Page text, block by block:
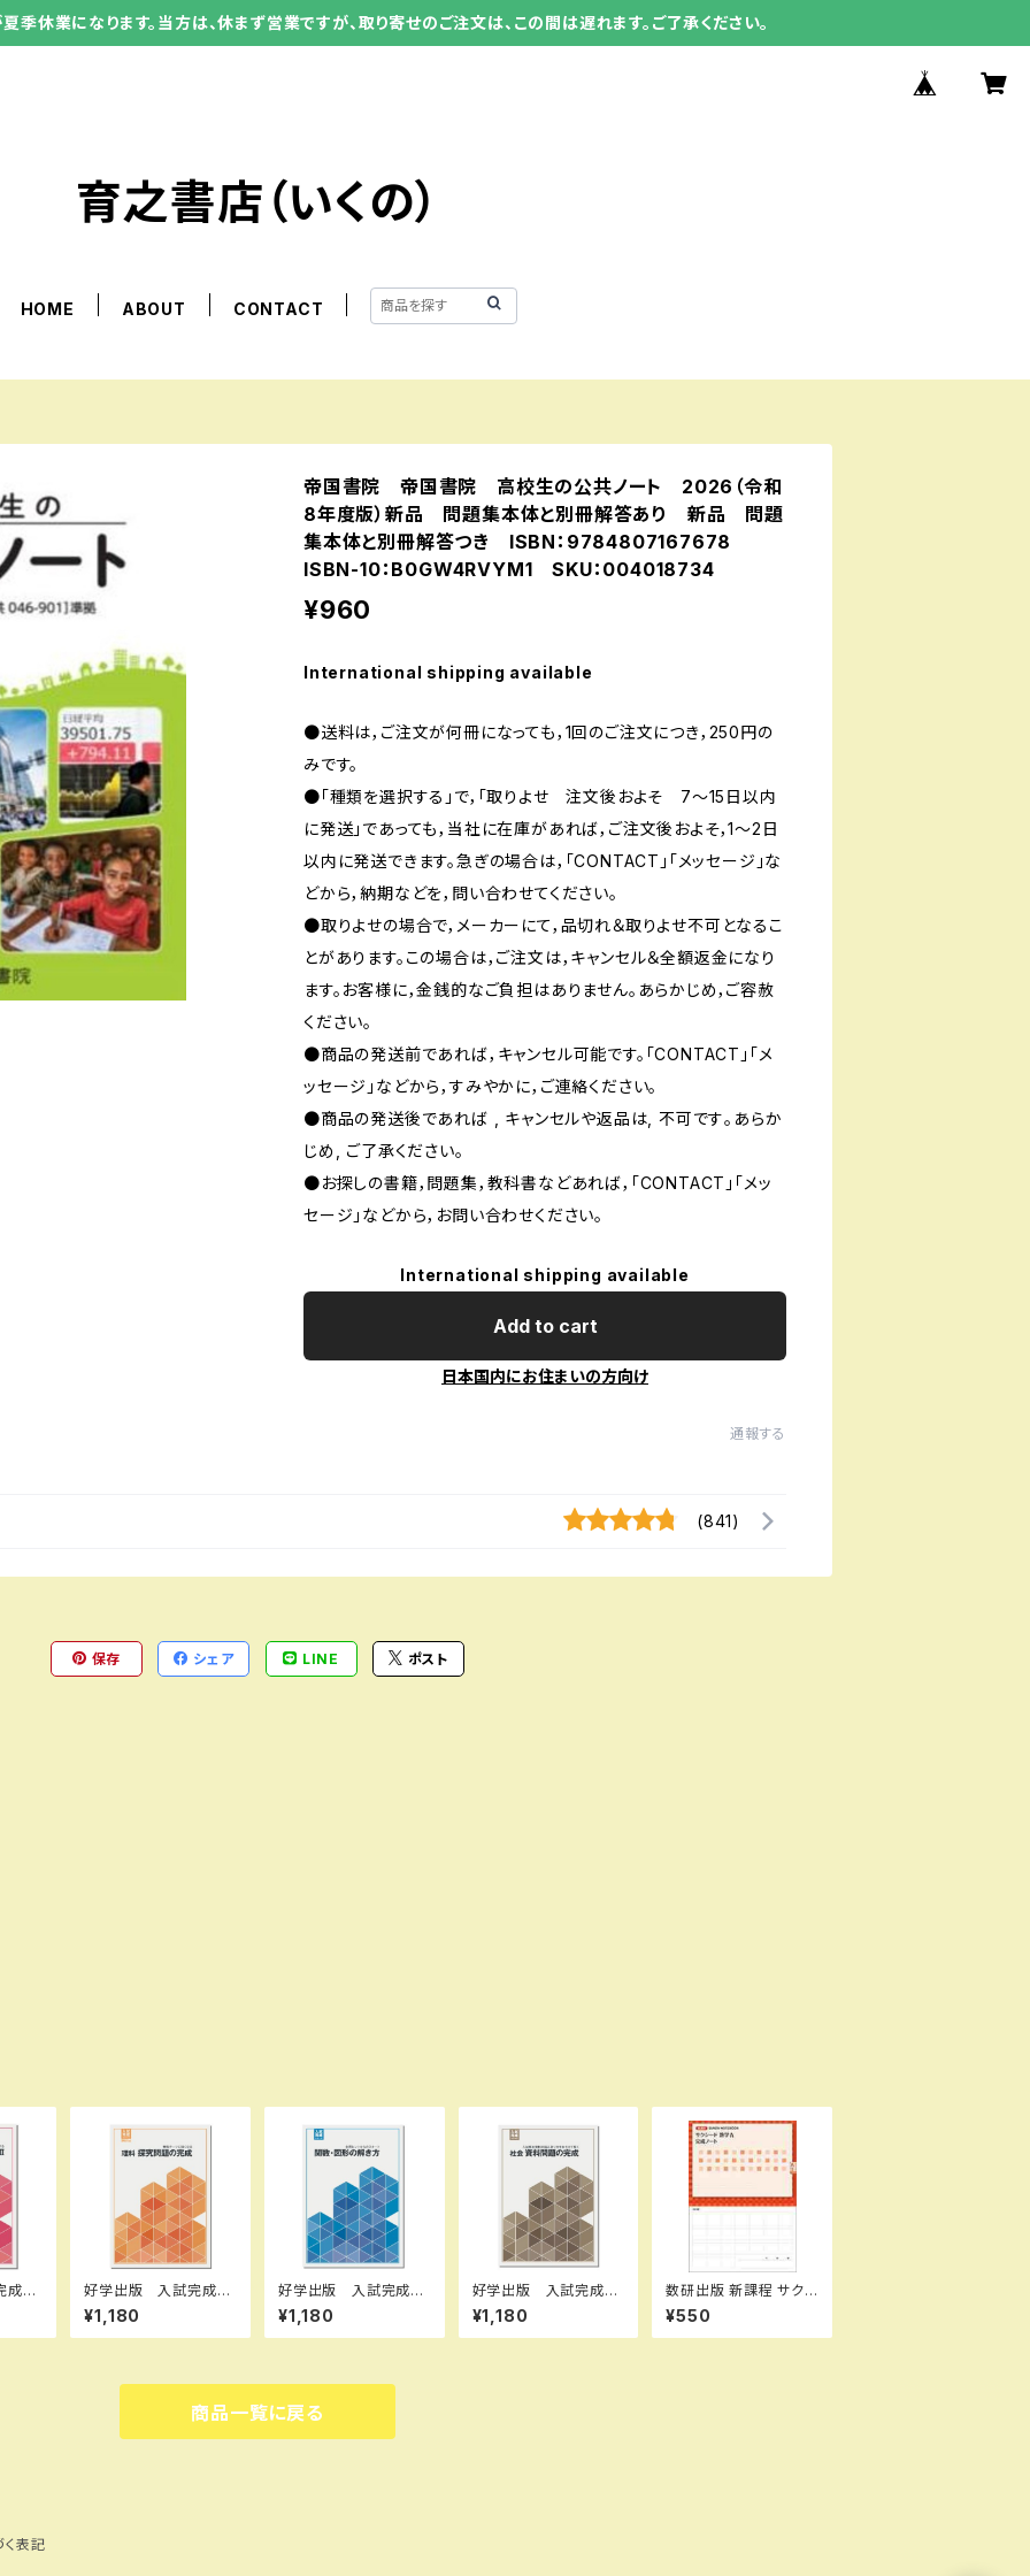
休業になります。当方は、休まず営業ですが、取り寄せのご注文は、この間は遅れます。ご了承ください。
育之書店（いくの）
HOME ABOUT CONTACT
帝国書院 帝国書院 高校生の公共ノート 2026（令和
8年度版）新品 問題集本体と別冊解答あり 新品 問題
集本体と別冊解答つき ISBN：9784807167678
ISBN-10：B0GW4RVYM1 SKU：004018734
¥960
International shipping available
●送料は，ご注文が何冊になっても，1回のご注文につき，250円の
みです。
●「種類を選択する」で，「取りよせ 注文後およそ 7〜15日以内
に発送」であっても，当社に在庫があれば，ご注文後およそ，1〜2日
以内に発送できます。急ぎの場合は，「CONTACT」「メッセージ」な
どから，納期などを，問い合わせてください。
●取りよせの場合で，メーカーにて，品切れ＆取りよせ不可となるこ
とがあります。この場合は，ご注文は，キャンセル＆全額返金になり
ます。お客様に，金銭的なご負担はありません。あらかじめ，ご容赦
ください。
●商品の発送前であれば，キャンセル可能です。「CONTACT」「メ
ッセージ」などから，すみやかに，ご連絡ください。
●商品の発送後であれば , キャンセルや返品は, 不可です｡あらか
じめ, ご了承ください｡
●お探しの書籍，問題集，教科書などあれば，「CONTACT」「メッ
セージ」などから，お問い合わせください。
International shipping available
Add to cart
日本国内にお住まいの方向け
通報する
(841)
保存 シェア LINE ポスト
成シ
ト I
好学出版 入試完成シ
リーズ 理科 探求問
題の完成 2026年度
版 新品完全セット I
¥1,180
好学出版 入試完成シ
リーズ 関数・図形の解
き方 2026年度版
新品完全セット ISB
4
¥1,180
好学出版 入試完成シ
リーズ 社会 資料問
題の完成 2026年度
版 新品完全セット I
¥1,180
数研出版 新課程 サクシ
ード数学A 完成ノート
図形の性質 新品 問
題集本体のみ 別冊解
¥550
商品一覧に戻る
表記